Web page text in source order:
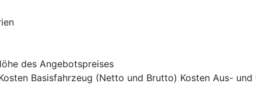
des Angebotspreises
Basisfahrzeug (Netto und Brutto) Kosten Aus-